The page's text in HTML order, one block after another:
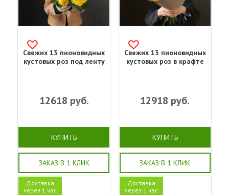
Свежих 13 пионовидных
кустовых роз под ленту
12618 руб.
КУПИТЬ
ЗАКАЗ В 1 КЛИК
Свежих 13 пионовидных
кустовых роз в крафте
12918 руб.
КУПИТЬ
ЗАКАЗ В 1 КЛИК
Доставка
через 1 час
Доставка
через 1 час